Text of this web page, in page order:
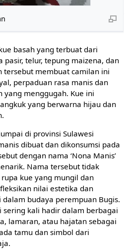
basah yang terbuat dari
pasir, telur, tepung maizena, dan
tersebut membuat camilan ini
perpaduan rasa manis dan
menggugah. Kue ini
yang berwarna hijau dan
di provinsi Sulawesi
dibuat dan dikonsumsi pada
dengan nama ‘Nona Manis’
Nama tersebut tidak
kue yang mungil dan
nilai estetika dan
budaya perempuan Bugis.
sering kali hadir dalam berbagai
lamaran, atau hajatan sebagai
tamu dan simbol dari